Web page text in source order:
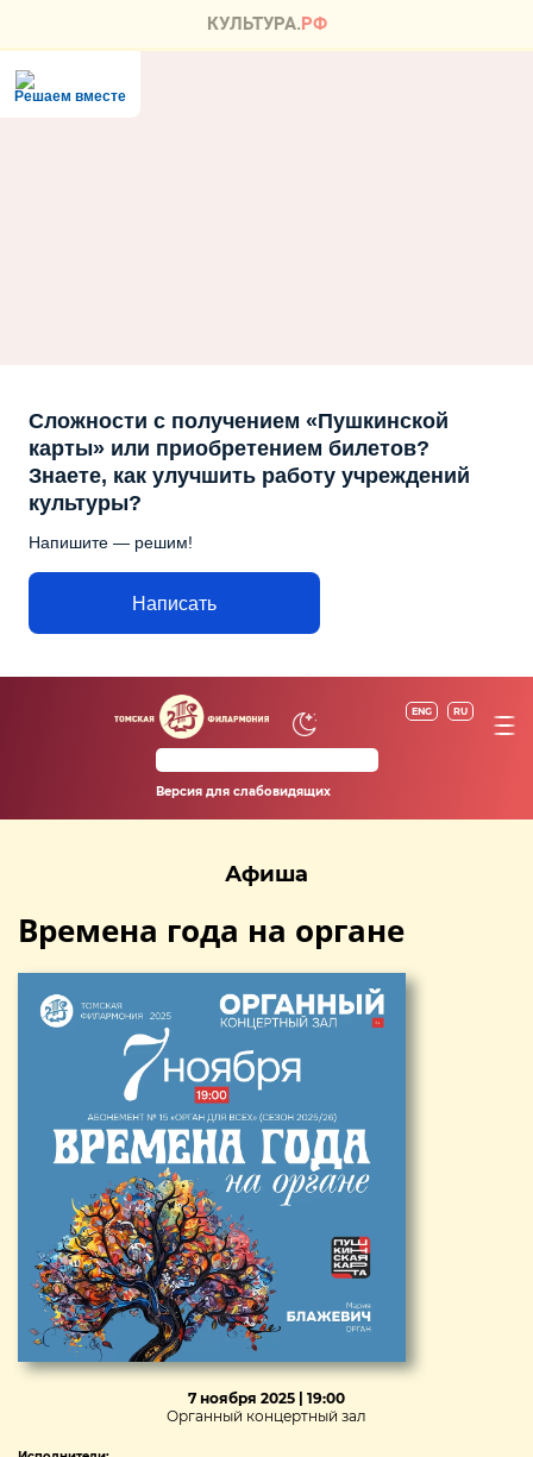
Решаем вместе
Сложности с получением «Пушкинской
карты» или приобретением билетов?
Знаете, как улучшить работу учреждений
культуры?
Напишите — решим!
Написать
ENG RU
Версия для слабовидящих
Афиша
Времена года на органе
7 ноября 2025 | 19:00
Органный концертный зал